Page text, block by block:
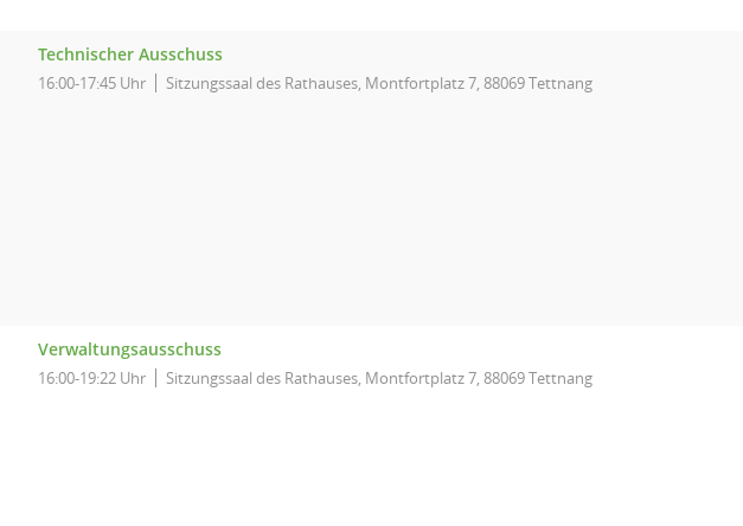
Technischer Ausschuss
16:00-17:45 Uhr Sitzungssaal des Rathauses, Montfortplatz 7, 88069 Tettnang
Verwaltungsausschuss
16:00-19:22 Uhr Sitzungssaal des Rathauses, Montfortplatz 7, 88069 Tettnang